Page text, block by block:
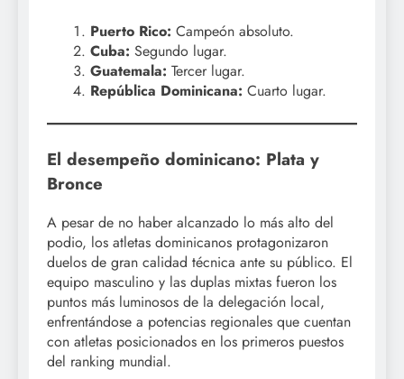
Puerto Rico: Campeón absoluto.
Cuba: Segundo lugar.
Guatemala: Tercer lugar.
República Dominicana: Cuarto lugar.
El desempeño dominicano: Plata y
Bronce
A pesar de no haber alcanzado lo más alto del
podio, los atletas dominicanos protagonizaron
duelos de gran calidad técnica ante su público. El
equipo masculino y las duplas mixtas fueron los
puntos más luminosos de la delegación local,
enfrentándose a potencias regionales que cuentan
con atletas posicionados en los primeros puestos
del ranking mundial.